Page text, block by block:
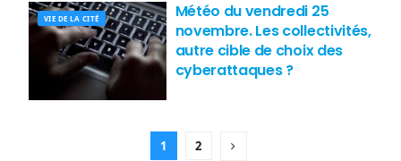
VIE DE LA CITÉ
Météo du vendredi 25
novembre. Les collectivités,
autre cible de choix des
cyberattaques ?
1 2